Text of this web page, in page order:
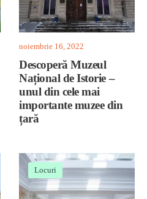
noiembrie 16, 2022
Descoperă Muzeul
Național de Istorie –
unul din cele mai
importante muzee din
țară
Locuri